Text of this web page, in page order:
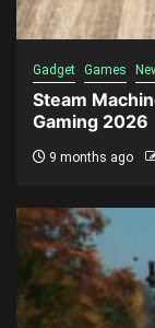
Gadget Games
Steam
Gaming 2026
9 months ago